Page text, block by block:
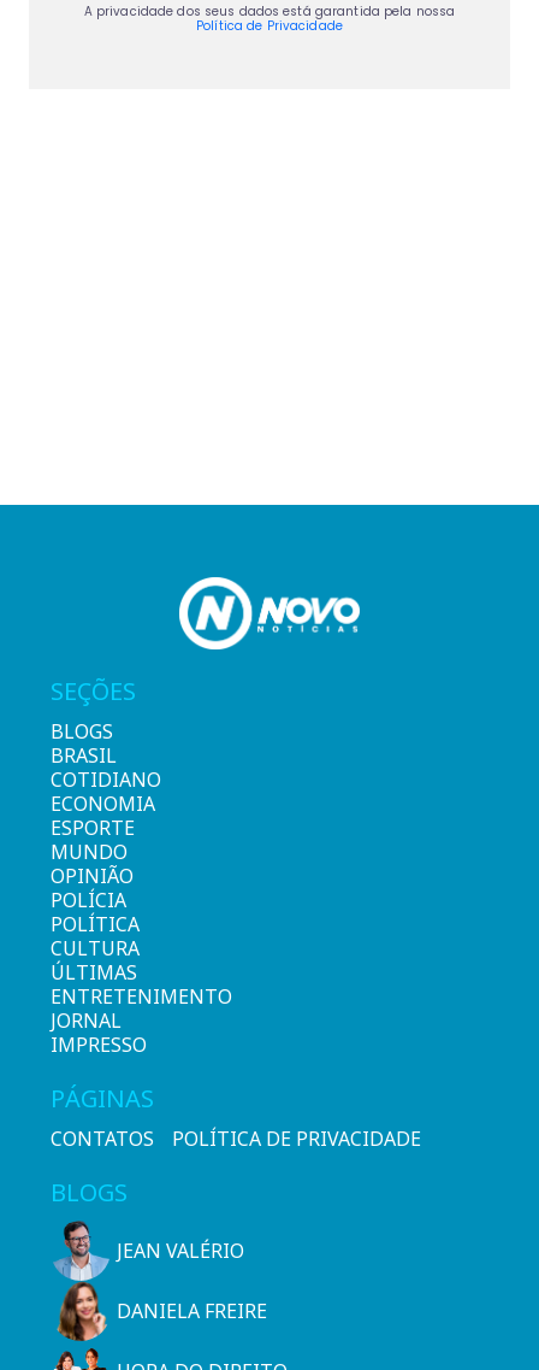
A privacidade dos seus dados está garantida pela nossa
Política de Privacidade
SEÇÕES
BLOGS
BRASIL
COTIDIANO
ECONOMIA
ESPORTE
MUNDO
OPINIÃO
POLÍCIA
POLÍTICA
CULTURA
ÚLTIMAS
ENTRETENIMENTO
JORNAL
IMPRESSO
PÁGINAS
CONTATOS POLÍTICA DE PRIVACIDADE
BLOGS
JEAN VALÉRIO
DANIELA FREIRE